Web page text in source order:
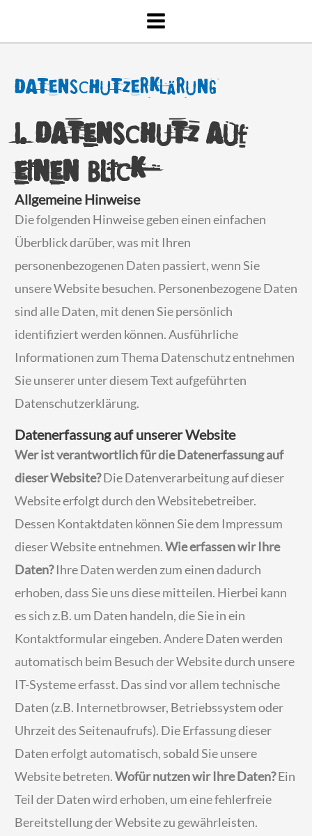
Datenschutzerklärung
1. Datenschutz auf
einen Blick
Allgemeine Hinweise
Die folgenden Hinweise geben einen einfachen
Überblick darüber, was mit Ihren
personenbezogenen Daten passiert, wenn Sie
unsere Website besuchen. Personenbezogene Daten
sind alle Daten, mit denen Sie persönlich
identifiziert werden können. Ausführliche
Informationen zum Thema Datenschutz entnehmen
Sie unserer unter diesem Text aufgeführten
Datenschutzerklärung.
Datenerfassung auf unserer Website
Wer ist verantwortlich für die Datenerfassung auf
dieser Website?Die Datenverarbeitung auf dieser
Website erfolgt durch den Websitebetreiber.
Dessen Kontaktdaten können Sie dem Impressum
dieser Website entnehmen.Wie erfassen wir Ihre
Daten?Ihre Daten werden zum einen dadurch
erhoben, dass Sie uns diese mitteilen. Hierbei kann
es sich z.B. um Daten handeln, die Sie in ein
Kontaktformular eingeben. Andere Daten werden
automatisch beim Besuch der Website durch unsere
IT-Systeme erfasst. Das sind vor allem technische
Daten (z.B. Internetbrowser, Betriebssystem oder
Uhrzeit des Seitenaufrufs). Die Erfassung dieser
Daten erfolgt automatisch, sobald Sie unsere
Website betreten.Wofür nutzen wir Ihre Daten?Ein
Teil der Daten wird erhoben, um eine fehlerfreie
Bereitstellung der Website zu gewährleisten.